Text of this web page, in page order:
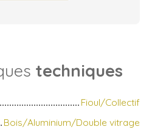
techniques
Fioul/Collectif
Bois/Aluminium/Double vitrage